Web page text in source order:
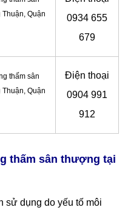
Quận
0934 655
679
thấm sân
Quận
Điện thoại
0904 991
912
thấm sân thượng tại
sử dụng do yếu tố môi